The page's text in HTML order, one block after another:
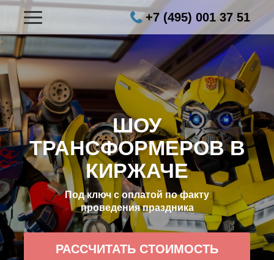
+7 (495) 001 37 51
ШОУ
ТРАНСФОРМЕРОВ В
КИРЖАЧЕ
Под ключ с оплатой по факту
проведения праздника
РАССЧИТАТЬ СТОИМОСТЬ